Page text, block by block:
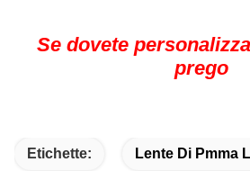
Se dovete
prego
Etichette: Lente Di Pmma